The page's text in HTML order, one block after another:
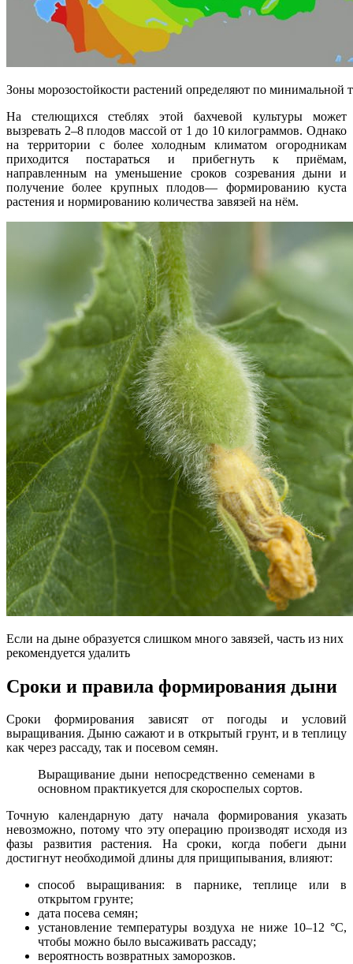
Зоны морозостойкости растений определяют по минимальной
На стелющихся стеблях этой бахчевой культуры может
вызревать 2–8 плодов массой от 1 до 10 килограммов. Однако
на территории с более холодным климатом огородникам
приходится постараться и прибегнуть к приёмам,
направленным на уменьшение сроков созревания дыни и
получение более крупных плодов— формированию куста
растения и нормированию количества завязей на нём.
Если на дыне образуется слишком много завязей, часть из них
рекомендуется удалить
Сроки и правила формирования дыни
Сроки формирования зависят от погоды и условий
выращивания. Дыню сажают и в открытый грунт, и в теплицу
как через рассаду, так и посевом семян.
Выращивание дыни непосредственно семенами в
основном практикуется для скороспелых сортов.
Точную календарную дату начала формирования указать
невозможно, потому что эту операцию производят исходя из
фазы развития растения. На сроки, когда побеги дыни
достигнут необходимой длины для прищипывания, влияют:
способ выращивания: в парнике, теплице или в
открытом грунте;
дата посева семян;
установление температуры воздуха не ниже 10–12 °С,
чтобы можно было высаживать рассаду;
вероятность возвратных заморозков.